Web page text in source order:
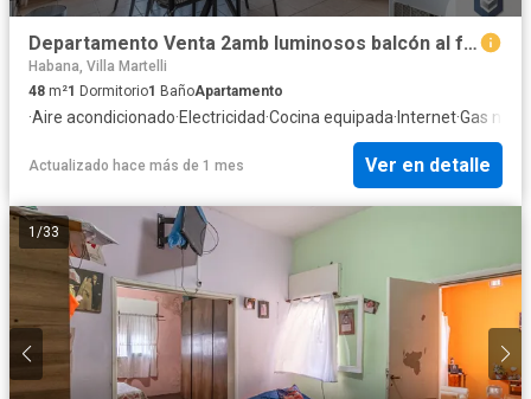
Departamento Venta 2amb luminosos balcón al frente, escritorio baulera, segundo piso x escalera
Habana, Villa Martelli
48 m²1 Dormitorio1 BañoApartamento
·Aire acondicionado·Electricidad·Cocina equipada· Internet·Gas
Actualizado hace más de 1 mes Ver en detalle
1 /33